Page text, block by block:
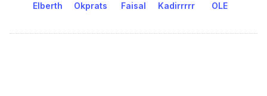
Elberth Okprats Faisal Kadirrrrr OLE